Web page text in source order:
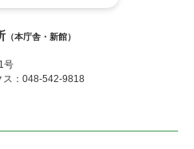
（本庁舎・新館）
号
ス：048-542-9818